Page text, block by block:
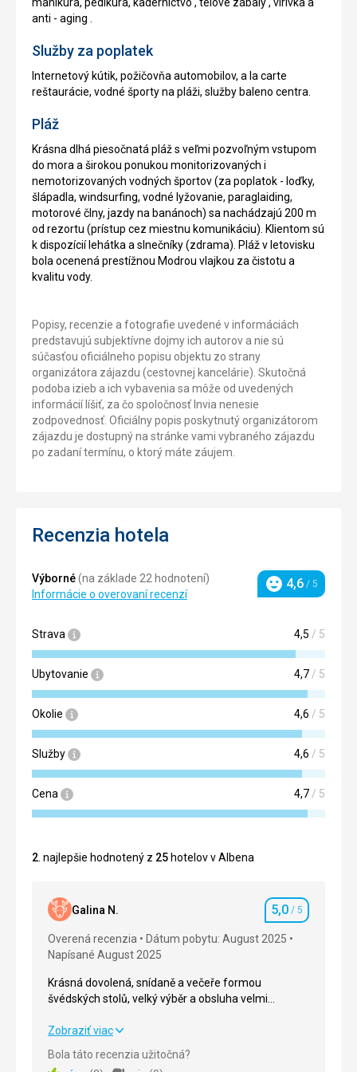
anti - aging .
Služby za poplatek
Internetový kútik, požičovňa automobilov, a la carte
reštaurácie, vodné športy na pláži, služby baleno centra.
Pláž
Krásna dlhá piesočnatá pláž s veľmi pozvoľným vstupom
do mora a širokou ponukou monitorizovaných i
nemotorizovaných vodných športov (za poplatok - loďky,
šlápadla, windsurfing, vodné lyžovanie, paraglaiding,
motorové člny, jazdy na banánoch) sa nachádzajú 200 m
od rezortu (prístup cez miestnu komunikáciu). Klientom sú
k dispozícií lehátka a slnečníky (zdrama). Pláž v letovisku
bola ocenená prestížnou Modrou vlajkou za čistotu a
kvalitu vody.
Popisy, recenzie a fotografie uvedené v informáciách
predstavujú subjektívne dojmy ich autorov a nie sú
súčasťou oficiálneho popisu objektu zo strany
organizátora zájazdu (cestovnej kancelárie). Skutočná
podoba izieb a ich vybavenia sa môže od uvedených
informácií líšiť, za čo spoločnosť Invia nenesie
zodpovednosť. Oficiálny popis poskytnutý organizátorom
zájazdu je dostupný na stránke vami vybraného zájazdu
po zadaní termínu, o ktorý máte záujem.
Recenzia hotela
Výborné(na základe 22 hodnotení)
Informácie o overovaní recenzí
Hodnotenie
4,6 / 5
Strava 4,5 / 5
Ubytovanie 4,7 / 5
Okolie 4,6 / 5
Služby 4,6 / 5
Cena 4,7 / 5
2 . najlepšie hodnotený z 25 hotelov v Albena
Galina N. Hodnotenie
5,0 / 5
Overená recenzia
Dátum pobytu: August 2025
Napísané August 2025
Krásná dovolená, snídaně a večeře formou
švédských stolů, velký výběr a obsluha velmi
určitě se vrátíme.Všechno odpovídá 5* hotelu.
Krásná dovolená, snídaně a večeře formou
přátelská.Pokoje jsou obrovské a zařízení pohodlné,
Zobraziť viac
Bola táto recenzia užitočná?